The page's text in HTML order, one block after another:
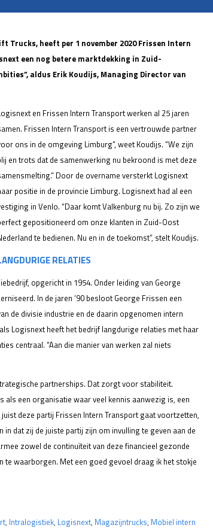
Trucks, heeft per 1 november 2020 Frissen Intern
een nog betere marktdekking in Zuid-
aldus Erik Koudijs, Managing Director van
en Frissen Intern Transport werken al 25 jaren
Frissen Intern Transport is een vertrouwde partner
ons in de omgeving Limburg”, weet Koudijs. “We zijn
en trots dat de samenwerking nu bekroond is met deze
Door de overname versterkt Logisnext
positie in de provincie Limburg. Logisnext had al een
in Venlo. “Daar komt Valkenburg nu bij. Zo zijn we
gepositioneerd om onze klanten in Zuid-Oost
te bedienen. Nu en in de toekomst”, stelt Koudijs.
RELATIES
opgericht in 1954. Onder leiding van George
In de jaren ’90 besloot George Frissen een
de divisie industrie en de daarin opgenomen intern
Logisnext heeft het bedrijf langdurige relaties met haar
centraal. “Aan die manier van werken zal niets
partnerships. Dat zorgt voor stabiliteit.
als een organisatie waar veel kennis aanwezig is, een
deze partij Frissen Intern Transport gaat voortzetten,
dat zij de juiste partij zijn om invulling te geven aan de
zowel de continuïteit van deze financieel gezonde
waarborgen. Met een goed gevoel draag ik het stokje
, Intralogistiek, Logisnext, Magazijntrucks, Mobiel intern